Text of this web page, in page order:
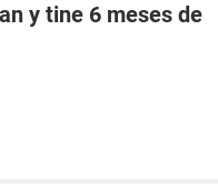
y tine 6 meses de